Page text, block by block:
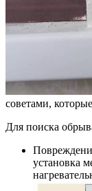
советами,
Для поиска
установка